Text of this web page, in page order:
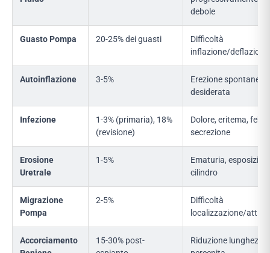
debole
Guasto Pompa 20-25% dei guasti
Difficoltà
inflazione/deflazione
Autoinflazione 3-5%
Erezione spontanea
desiderata
Infezione
1-3% (primaria), 18%
(revisione)
Dolore, eritema,
secrezione
Erosione
Uretrale
1-5%
Ematuria,
cilindro
Migrazione
Pompa
2-5%
Difficoltà
localizzazione/
Accorciamento
15-30% post-
Riduzione lunghezza